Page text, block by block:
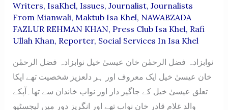
Writers, IsaKhel, Issues, Journalist, Journalists
From Mianwali, Maktub Isa Khel, NAWABZADA
FAZLUR REHMAN KHAN, Press Club Isa Khel, Rafi
Ullah Khan, Reporter, Social Services In Isa Khel
نوابزادہ فضل الرحمٰن خان عیسیٰ خیل نوابزادہ فضل الرحمٰن
خان عیسیٰ خیل ایک معروف اور ہر دلعزیز شخصیت تھے اپکا
تعلق عیسیٰ خیل کے جاگیر دار اور نواب خاندان سے تھا۔آپکے
والد غلام قادر خان نواب تھے اور انگریز دور میں لیجسٹیو